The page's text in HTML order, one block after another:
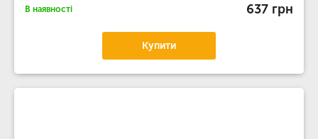
В наявності 637 грн
Купити